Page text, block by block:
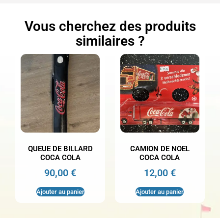
Vous cherchez des produits
similaires ?
QUEUE DE BILLARD
COCA COLA
90,00€
Ajouter au panier
CAMION DE NOEL
COCA COLA
12,00 €
Ajouter au panier